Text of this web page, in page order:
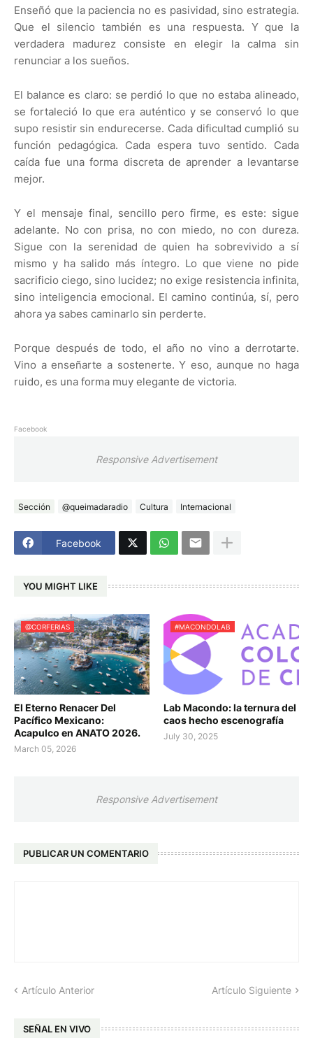
Enseñó que la paciencia no es pasividad, sino estrategia.
Que el silencio también es una respuesta. Y que la
verdadera madurez consiste en elegir la calma sin
renunciar a los sueños.
El balance es claro: se perdió lo que no estaba alineado,
se fortaleció lo que era auténtico y se conservó lo que
supo resistir sin endurecerse. Cada dificultad cumplió su
función pedagógica. Cada espera tuvo sentido. Cada
caída fue una forma discreta de aprender a levantarse
mejor.
Y el mensaje final, sencillo pero firme, es este: sigue
adelante. No con prisa, no con miedo, no con dureza.
Sigue con la serenidad de quien ha sobrevivido a sí
mismo y ha salido más íntegro. Lo que viene no pide
sacrificio ciego, sino lucidez; no exige resistencia infinita,
sino inteligencia emocional. El camino continúa, sí, pero
ahora ya sabes caminarlo sin perderte.
Porque después de todo, el año no vino a derrotarte.
Vino a enseñarte a sostenerte. Y eso, aunque no haga
ruido, es una forma muy elegante de victoria.
Facebook
Responsive Advertisement
Sección @queimadaradio Cultura Internacional
Facebook
YOU MIGHT LIKE
@CORFERIAS
El Eterno Renacer Del
Pacífico Mexicano:
Acapulco en ANATO 2026.
March 05, 2026
#MACONDOLAB
Lab Macondo: la ternura del
caos hecho escenografía
July 30, 2025
Responsive Advertisement
PUBLICAR UN COMENTARIO
Artículo Anterior Artículo Siguiente
SEÑAL EN VIVO